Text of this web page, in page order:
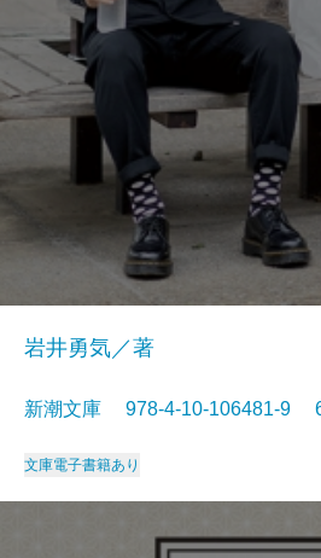
岩井勇気／著
新潮文庫 978-4-10-106481-9
文庫電子書籍あり